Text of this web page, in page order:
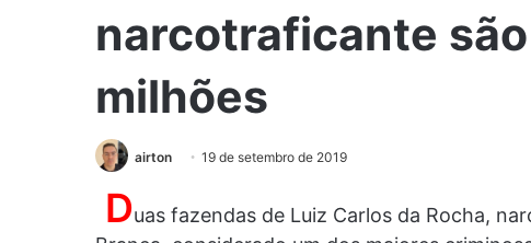
narcotraficante
milhões
airton 19 de setembro de 2019
Duas fazendas de Luiz Carlos da Rocha,